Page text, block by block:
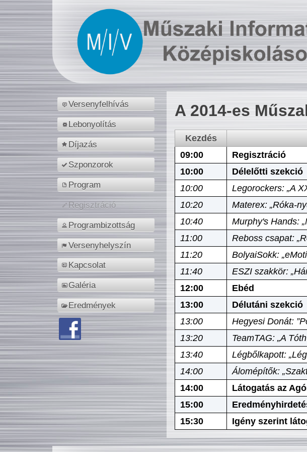
Versenyfelhívás
Lebonyolítás
Díjazás
Szponzorok
Program
Regisztráció
Programbizottság
Versenyhelyszín
Kapcsolat
Galéria
Eredmények
A 2014-es
Kezdés
09:00
Regisztráció
10:00
Délelőtti szekció
10:00
Legorockers: „A
10:20
Materex: „Róka-
10:40
Murphy's Hands:
11:00
Reboss csapat:
11:20
BolyaiSokk:
11:40
ESZI szakkör:
12:00
Ebéd
13:00
Délutáni szekció
13:00
Hegyesi Donát:
13:20
TeamTAG: „A
13:40
Légbőlkapott:
14:00
Álomépítők:
14:00
Látogatás az
15:00
15:30
Igény szerint